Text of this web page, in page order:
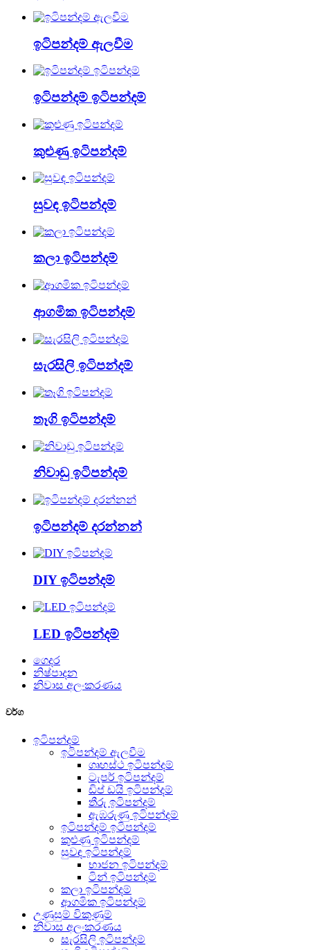
ඉටිපන්දම් ඇලවීම
ඉටිපන්දම් ඉටිපන්දම්
කුළුණු ඉටිපන්දම්
සුවඳ ඉටිපන්දම්
කලා ඉටිපන්දම්
ආගමික ඉටිපන්දම්
සැරසිලි ඉටිපන්දම්
තෑගි ඉටිපන්දම්
නිවාඩු ඉටිපන්දම්
ඉටිපන්දම් දරන්නන්
DIY ඉටිපන්දම්
LED ඉටිපන්දම්
ගෙදර
නිෂ්පාදන
නිවාස අලංකරණය
වර්ග
ඉටිපන්දම්
ඉටිපන්දම් ඇලවීම
ගෘහස්ථ ඉටිපන්දම්
ටැපර් ඉටිපන්දම්
ඩිප් ඩයි ඉටිපන්දම්
තීරු ඉටිපන්දම්
ඇඹරුණු ඉටිපන්දම්
ඉටිපන්දම් ඉටිපන්දම්
කුළුණු ඉටිපන්දම්
සුවඳ ඉටිපන්දම්
භාජන ඉටිපන්දම්
ටින් ඉටිපන්දම්
කලා ඉටිපන්දම්
ආගමික ඉටිපන්දම්
උණුසුම් විකුණුම්
නිවාස අලංකරණය
සැරසිලි ඉටිපන්දම්